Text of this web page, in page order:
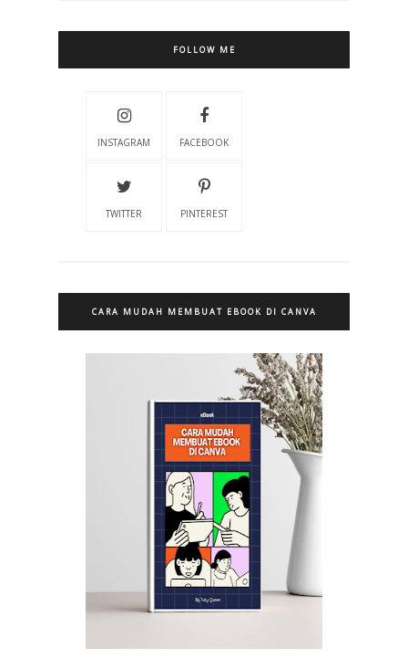
FOLLOW ME
INSTAGRAM FACEBOOK
TWITTER PINTEREST
CARA MUDAH MEMBUAT EBOOK DI CANVA